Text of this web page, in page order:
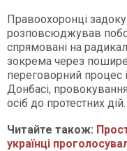
Правоохоронці
розповсюджував
спрямовані на
зокрема через
переговорний процес
Донбасі,
осіб до протестних дій.
Читайте також:
українці